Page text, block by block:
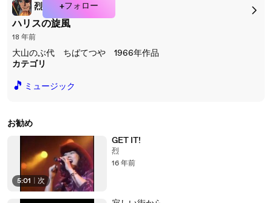
烈 +フォロー
ハリスの旋風
18 年前
大山のぶ代 ちばてつや 1966年作品
カテゴリ
🎵 ミュージック
お勧め
5:01 次
GET IT!
烈
16 年前